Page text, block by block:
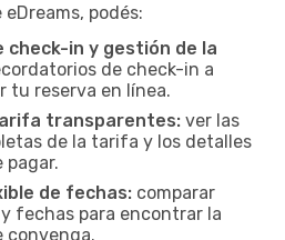
podés:
check-in y gestión de la
de check-in a
tu reserva en línea.
transparentes: ver las
de la tarifa y los detalles
pagar.
de fechas: comparar
fechas para encontrar la
convenga.